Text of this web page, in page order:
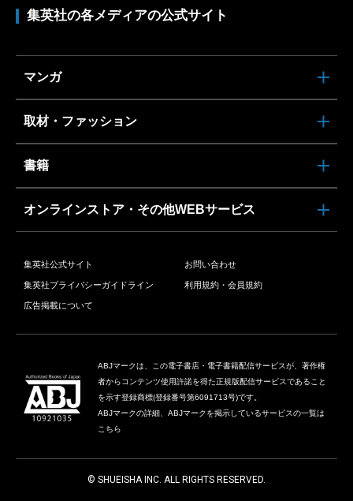
集英社の各メディアの公式サイト
マンガ
取材・ファッション
書籍
オンラインストア・その他WEBサービス
集英社公式サイト お問い合わせ
集英社プライバシーガイドライン 利用規約・会員規約
広告掲載について
ABJマークは、この電子書店・電子書籍配信サービスが、著作権
者からコンテンツ使用許諾を得た正規版配信サービスであること
を示す登録商標(登録番号第6091713号)です。
ABJマークの詳細、ABJマークを掲示しているサービスの一覧は
こちら
© SHUEISHA INC. ALL RIGHTS RESERVED.